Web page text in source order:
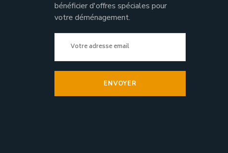
bénéficier d'offres spéciales pour
votre déménagement.
ENVOYER